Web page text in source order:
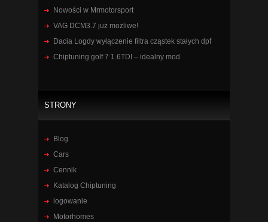
Nowości w Mrmotorsport
VAG DCM3.7 już możliwe!
Dacia Logdy wyłączenie filtra cząstek stałych dpf
Chiptuning golf 7 1.6TDI – idealny mod
STRONY
Blog
Cars
Cennik
Katalog Chiptuning
logowanie
Motorhomes